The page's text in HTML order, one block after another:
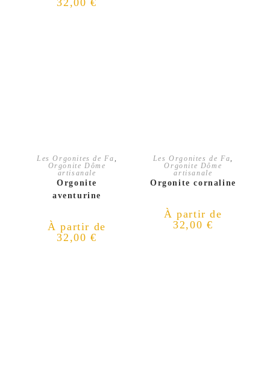
CHOIX DES OPTIONS
Les Orgonites de Fa,
Orgonite Dôme
artisanale
Orgonite
aventurine
À partir de
32,00€
CHOIX DES OPTIONS
Les Orgonites de Fa,
Orgonite Dôme
artisanale
Orgonite cornaline
À partir de
32,00 €